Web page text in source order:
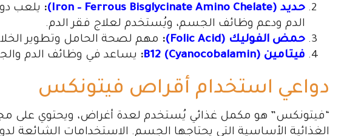
حديد (Iron – Ferrous Bisglycinate Amino Chelate)
: يلعب
الدم ودعم وظائف الجسم، ويُستخدم لعلاج فقر الدم.
حمض الفوليك (Folic Acid)
: مهم لصحة الحامل وتطوير
فيتامين B12 (Cyanocobalamin)
: يساعد في وظائف الدم
دواعي استخدام أقراص فيتونكس
“فيتونكس” هو مكمل غذائي يُستخدم لعدة أغراض، ويحتوي على
الغذائية الأساسية التي يحتاجها الجسم. الاستخدامات الشائعة